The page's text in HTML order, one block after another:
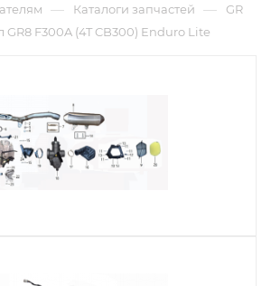
— Каталоги запчастей — GR
GR8 F300A (4T CB300) Enduro Lite